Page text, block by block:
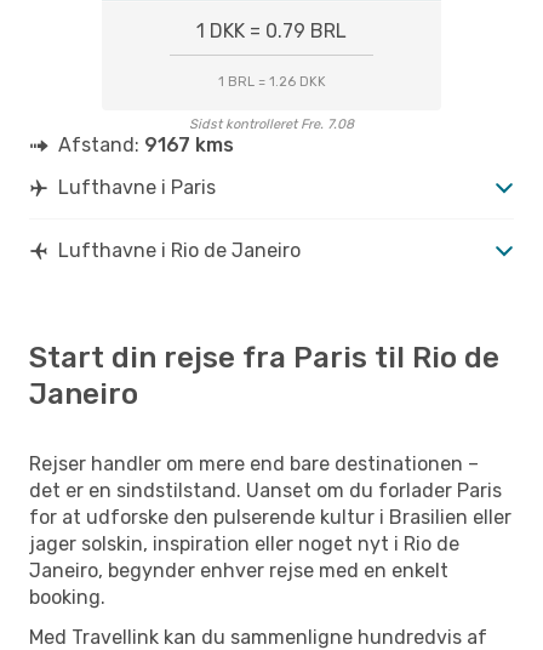
1 DKK = 0.79 BRL
1 BRL = 1.26 DKK
Sidst kontrolleret Fre. 7.08
Afstand: 9167 kms
Lufthavne i Paris
Lufthavne i Rio de Janeiro
Start din rejse fra Paris til Rio de
Janeiro
Rejser handler om mere end bare destinationen –
det er en sindstilstand. Uanset om du forlader Paris
for at udforske den pulserende kultur i Brasilien eller
jager solskin, inspiration eller noget nyt i Rio de
Janeiro, begynder enhver rejse med en enkelt
booking.
Med Travellink kan du sammenligne hundredvis af